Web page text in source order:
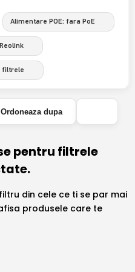
Alimentare POE: fara PoE
filtrele
Ordoneaza dupa
pentru filtrele
din cele ce ti se par mai
produsele care te